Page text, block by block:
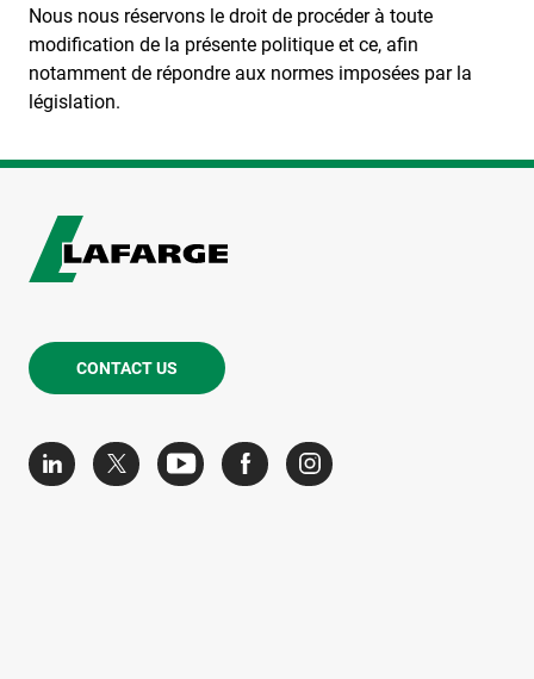
Nous nous réservons le droit de procéder à toute
modification de la présente politique et ce, afin
notamment de répondre aux normes imposées par la
législation.
CONTACT US